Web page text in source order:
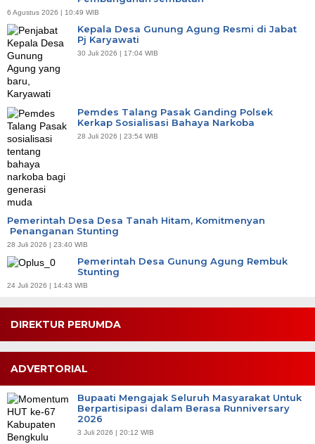
6 Agustus 2026 | 10:49 WIB
Kepala Desa Gunung Agung Resmi di Jabat
Pj Karyawati
30 Juli 2026 | 17:04 WIB
Pemdes Talang Pasak Ganding Polsek
Kerkap Sosialisasi Bahaya Narkoba
28 Juli 2026 | 23:54 WIB
Pemerintah Desa Desa Tanah Hitam, Komitmenyan
Penanganan Stunting
28 Juli 2026 | 23:40 WIB
Pemerintah Desa Gunung Agung Rembuk
Stunting
24 Juli 2026 | 14:43 WIB
DIREKTUR PERUMDA
ADVERTORIAL
Bupaati Mengajak Seluruh Masyarakat Untuk
Berpartisipasi dalam Berasa Runniversary
2026
3 Juli 2026 | 20:12 WIB